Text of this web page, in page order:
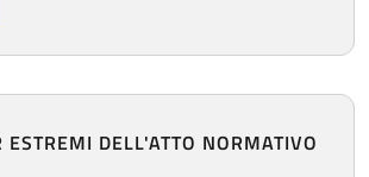
ESTREMI DELL'ATTO NORMATIVO